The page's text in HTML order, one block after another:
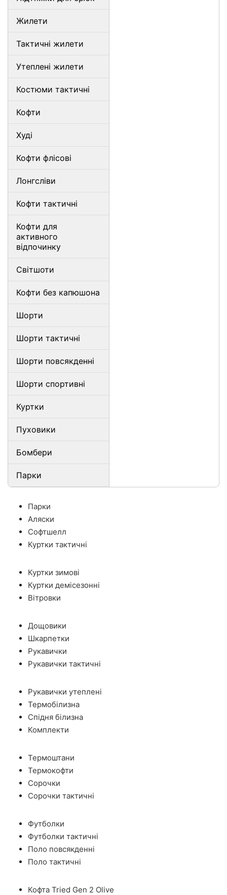
Жилети
Тактичні жилети
Утеплені жилети
Костюми тактичні
Кофти
Худі
Кофти флісові
Лонгсліви
Кофти тактичні
Кофти для
активного
відпочинку
Світшоти
Кофти без капюшона
Шорти
Шорти тактичні
Шорти повсякденні
Шорти спортивні
Куртки
Пуховики
Бомбери
Парки
Парки
Аляски
Софтшелл
Куртки тактичні
Куртки зимові
Куртки демісезонні
Вітровки
Дощовики
Шкарпетки
Рукавички
Рукавички тактичні
Рукавички утеплені
Термобілизна
Спідня білизна
Комплекти
Термоштани
Термокофти
Сорочки
Сорочки тактичні
Футболки
Футболки тактичні
Поло повсякденні
Поло тактичні
Кофта Tried Gen 2 Olive